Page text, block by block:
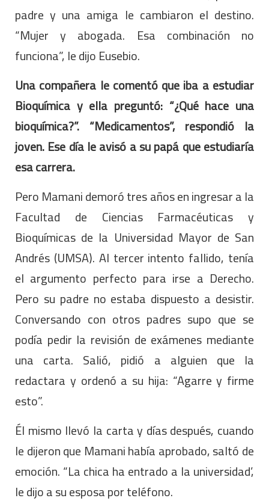
padre y una amiga le cambiaron el destino.
“Mujer y abogada. Esa combinación no
funciona”, le dijo Eusebio.
Una compañera le comentó que iba a estudiar
Bioquímica y ella preguntó: “¿Qué hace una
bioquímica?”. “Medicamentos”, respondió la
joven. Ese día le avisó a su papá que estudiaría
esa carrera.
Pero Mamani demoró tres años en ingresar a la
Facultad de Ciencias Farmacéuticas y
Bioquímicas de la Universidad Mayor de San
Andrés (UMSA). Al tercer intento fallido, tenía
el argumento perfecto para irse a Derecho.
Pero su padre no estaba dispuesto a desistir.
Conversando con otros padres supo que se
podía pedir la revisión de exámenes mediante
una carta. Salió, pidió a alguien que la
redactara y ordenó a su hija: “Agarre y firme
esto”.
Él mismo llevó la carta y días después, cuando
le dijeron que Mamani había aprobado, saltó de
emoción. “La chica ha entrado a la universidad’,
le dijo a su esposa por teléfono.